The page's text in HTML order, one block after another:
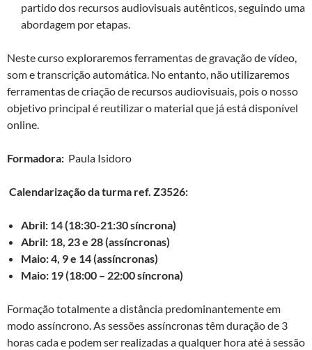
partido dos recursos audiovisuais autênticos, seguindo uma
abordagem por etapas.
Neste curso exploraremos ferramentas de gravação de vídeo,
som e transcrição automática. No entanto, não utilizaremos
ferramentas de criação de recursos audiovisuais, pois o nosso
objetivo principal é reutilizar o material que já está disponível
online.
Formadora: Paula Isidoro
Calendarização da turma ref. Z3526:
Abril: 14 (18:30-21:30 síncrona)
Abril: 18, 23 e 28 (assíncronas)
Maio: 4, 9 e 14 (assíncronas)
Maio: 19 (18:00 – 22:00 síncrona)
Formação totalmente a distância predominantemente em
modo assíncrono. As sessões assíncronas têm duração de 3
horas cada e podem ser realizadas a qualquer hora até à sessão